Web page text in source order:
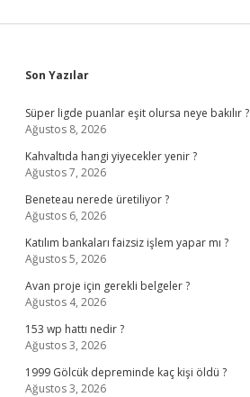
Sidebar
Son Yazılar
Süper ligde puanlar eşit olursa neye bakılır ?
Ağustos 8, 2026
Kahvaltıda hangi yiyecekler yenir ?
Ağustos 7, 2026
Beneteau nerede üretiliyor ?
Ağustos 6, 2026
Katılım bankaları faizsiz işlem yapar mı ?
Ağustos 5, 2026
Avan proje için gerekli belgeler ?
Ağustos 4, 2026
153 wp hattı nedir ?
Ağustos 3, 2026
1999 Gölcük depreminde kaç kişi öldü ?
Ağustos 3, 2026